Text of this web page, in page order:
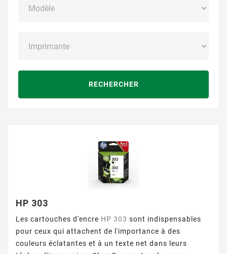
RECHERCHER
HP 303
Les cartouches d'encre HP 303 sont indispensables
pour ceux qui attachent de l'importance à des
couleurs éclatantes et à un texte net dans leurs